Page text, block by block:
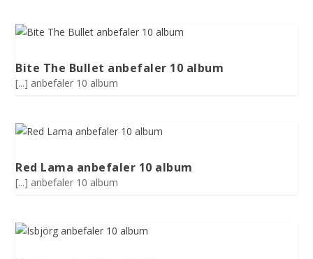
Bite The Bullet anbefaler 10 album
[...] anbefaler 10 album
Red Lama anbefaler 10 album
[...] anbefaler 10 album